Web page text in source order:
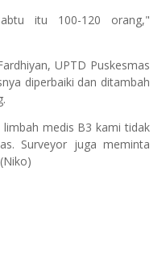
itu 100-120 orang,"
UPTD Puskesmas
diperbaiki dan ditambah
medis B3 kami tidak
Surveyor juga meminta